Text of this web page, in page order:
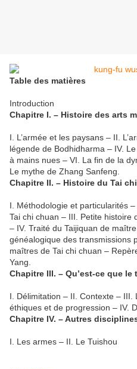
Table des matières
Introduction
Chapitre I. – Histoire des arts
I. L’armée et les paysans – II.
légende de Bodhidharma – IV.
à mains nues – VI. La fin de la
Le mythe de Zhang Sanfeng.
Chapitre II. – Histoire du Tai
I. Méthodologie et particularités
Tai chi chuan – III. Petite histoire
– IV. Traité du Taijiquan de
généalogique des transmissions
maîtres de Tai chi chuan –
Yang.
Chapitre III. – Qu’est-ce que
I. Délimitation – II. Contexte – III.
éthiques et de progression – IV.
Chapitre IV. – Autres
I. Les armes – II. Le Tuishou